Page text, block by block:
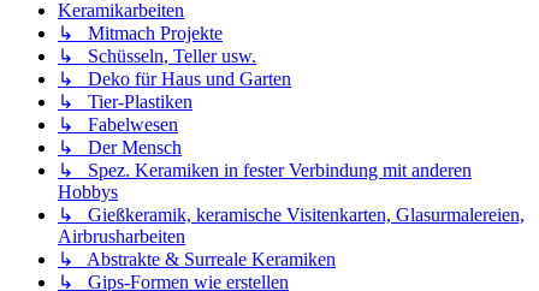
Keramikarbeiten
↳ Mitmach Projekte
↳ Schüsseln, Teller usw.
↳ Deko für Haus und Garten
↳ Tier-Plastiken
↳ Fabelwesen
↳ Der Mensch
↳ Spez. Keramiken in fester Verbindung mit anderen
Hobbys
↳ Gießkeramik, keramische Visitenkarten, Glasurmalereien,
Airbrusharbeiten
↳ Abstrakte & Surreale Keramiken
↳ Gips-Formen wie erstellen